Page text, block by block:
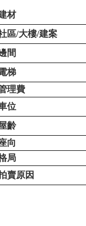
材
區/大樓/建案
間
梯
理費
位
齡
向
局
賣原因